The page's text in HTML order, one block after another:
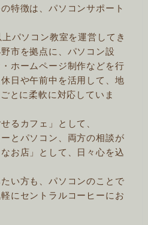
特徴は、パソコンサポート
パソコン教室を運営してき
市を拠点に、パソコン設
ホームページ制作などを行
日や午前中を活用して、地
とに柔軟に対応していま
るカフェ」として、
とパソコン、両方の相談が
お店」として、日々心を込
い方も、パソコンのことで
にセントラルコーヒーにお